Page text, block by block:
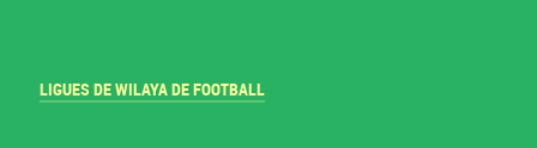
LIGUES DE WILAYA DE FOOTBALL